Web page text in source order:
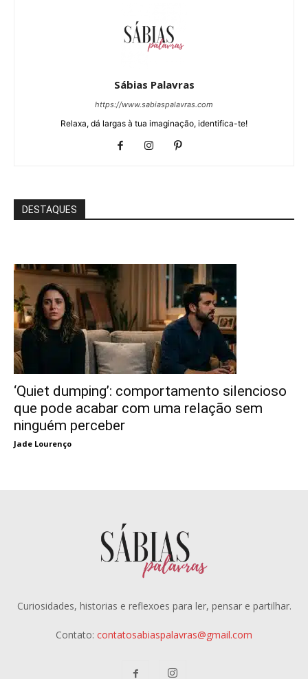
Sábias Palavras
https://www.sabiaspalavras.com
Relaxa, dá largas à tua imaginação, identifica-te!
DESTAQUES
‘Quiet dumping’: comportamento silencioso
que pode acabar com uma relação sem
ninguém perceber
Jade Lourenço
Curiosidades, historias e reflexoes para ler, pensar e partilhar.
Contato: contatosabiaspalavras@gmail.com